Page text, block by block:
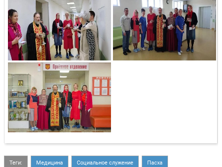
Теги: Медицина Социальное служение Пасха